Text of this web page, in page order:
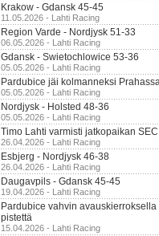
Krakow - Gdansk 45-45
11.05.2026 - Lahti Racing
Region Varde - Nordjysk 51-33
06.05.2026 - Lahti Racing
Gdansk - Swietochlowice 53-36
05.05.2026 - Lahti Racing
Pardubice jäi kolmanneksi
05.05.2026 - Lahti Racing
Nordjysk - Holsted 48-36
05.05.2026 - Lahti Racing
Timo Lahti varmisti jatkopaikan
26.04.2026 - Lahti Racing
Esbjerg - Nordjysk 46-38
26.04.2026 - Lahti Racing
Daugavpils - Gdansk 45-45
19.04.2026 - Lahti Racing
Pardubice vahvin avauskierroksella
pistettä
15.04.2026 - Lahti Racing